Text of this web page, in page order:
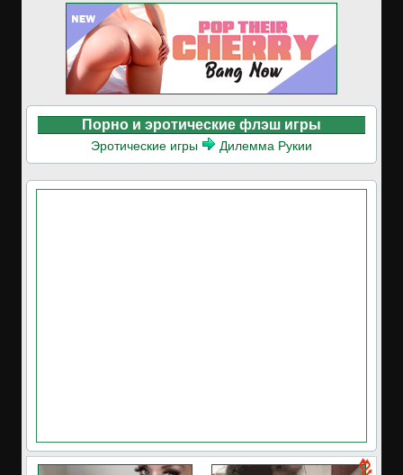
Порно и эротические флэш игры
Эротические игры Дилемма Рукии